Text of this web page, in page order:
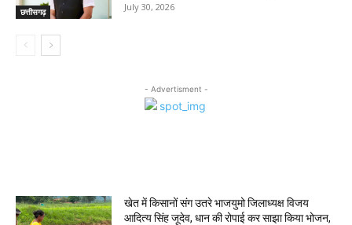
छत्तीसगढ़ July 30, 2026
- Advertisment -
खेत में किसानों संग उतरे भाजयुमो जिलाध्यक्ष विजय
आदित्य सिंह जूदेव, धान की रोपाई कर साझा किया भोजन,